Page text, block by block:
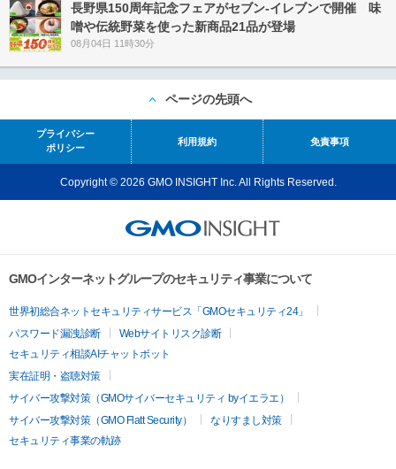
長野県150周年記念フェアがセブン-イレブンで開催 味
噌や伝統野菜を使った新商品21品が登場
08月04日 11時30分
ページの先頭へ
プライバシー
ポリシー
利用規約 免責事項
Copyright © 2026 GMO INSIGHT Inc. All Rights Reserved.
GMOインターネットグループのセキュリティ事業について
世界初総合ネットセキュリティサービス「GMOセキュリティ24」
パスワード漏洩診断
Webサイトリスク診断
セキュリティ相談AIチャットボット
実在証明・盗聴対策
サイバー攻撃対策（GMOサイバーセキュリティ byイエラエ）
サイバー攻撃対策（GMO Flatt Security）
なりすまし対策
セキュリティ事業の軌跡